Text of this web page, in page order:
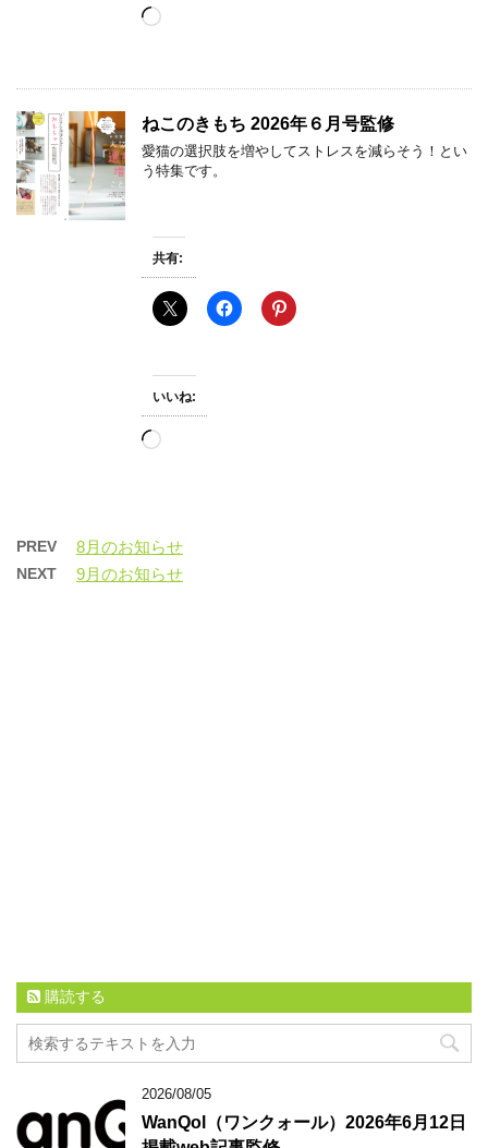
読
み
ねこのきもち 2026年６月号監修
愛猫の選択肢を増やしてストレスを減らそう！とい
う特集です。
共有:
いいね:
読
PREV 8月のお知らせ
NEXT 9月のお知らせ
購読する
2026/08/05
WanQol（ワンクォール）2026年6月12日